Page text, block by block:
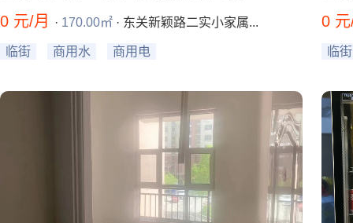
0 元/月
· 170.00㎡ · 东关新颖路二实小家属...
临街 商用水 商用电
0
临街